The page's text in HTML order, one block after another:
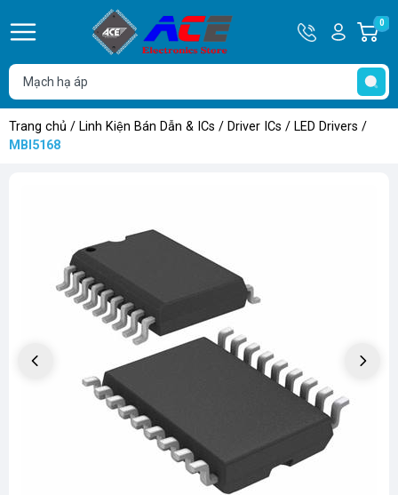
Hotline
0932
762514
Tài
khoản
Hello,
Khách
0
Trang chủ / Linh Kiện Bán Dẫn & ICs / Driver ICs / LED Drivers /
MBI5168